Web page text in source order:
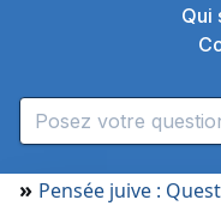
Qui
» Pensée juive :